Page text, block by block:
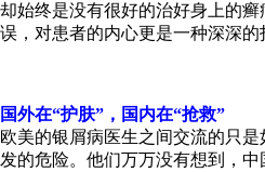
却始终是没有很好的治好身上的
误，对患者的内心更是一种深深的
国外在“护肤”，国内在“抢救”
欧美的银屑病医生之间交流的只
发的危险。他们万万没有想到，